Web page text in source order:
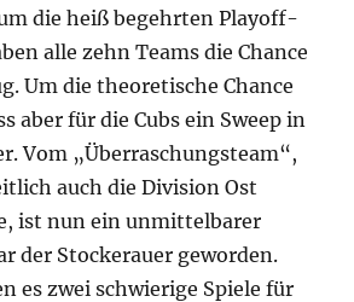
die heiß begehrten Playoff-
alle zehn Teams die Chance
Um die theoretische Chance
aber für die Cubs ein Sweep in
Vom „Überraschungsteam“,
auch die Division Ost
ist nun ein unmittelbarer
der Stockerauer geworden.
es zwei schwierige Spiele für